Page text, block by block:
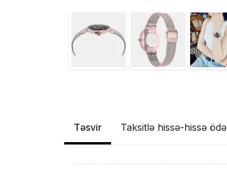
Təsvir Taksitlə hissə-hissə ödə